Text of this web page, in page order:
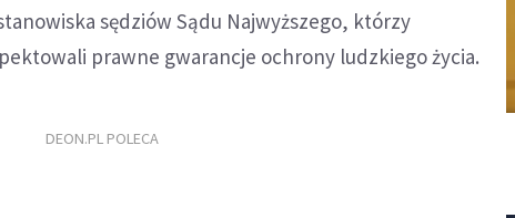
sędziów Sądu Najwyższego, którzy
prawne gwarancje ochrony ludzkiego życia.
DEON.PL POLECA